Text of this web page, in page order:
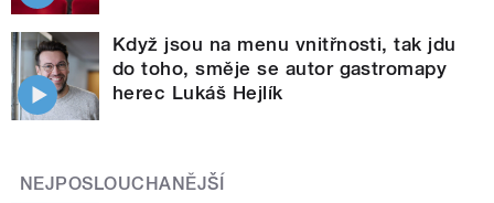
Když jsou na menu vnitřnosti, tak jdu
do toho, směje se autor gastromapy
herec Lukáš Hejlík
NEJPOSLOUCHANĚJŠÍ